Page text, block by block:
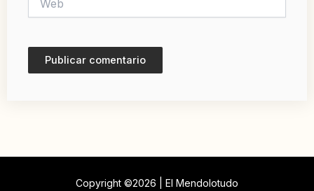
Copyright ©2026 | El Mendolotudo